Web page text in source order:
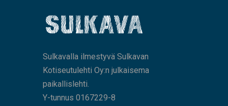
Sulkavalla ilmestyvä Sulkavan
Kotiseutulehti Oy:n julkaisema
paikallislehti.
Y-tunnus 0167229-8